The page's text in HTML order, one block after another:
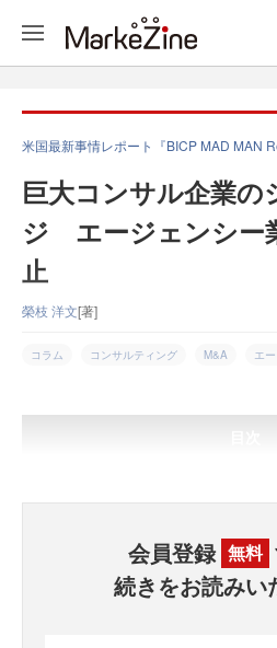
米国最新事情レポート『BICP MAD MAN
巨大コンサル企業の
ジ エージェンシー
止
榮枝 洋文[著]
コラム コンサルティング M&A エ
会員登録 無料
続きをお読みい